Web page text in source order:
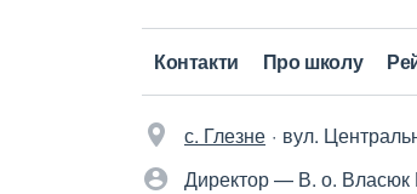
Контакти Про школу
с. Глезне вул.
Директор — В. о. Власюк